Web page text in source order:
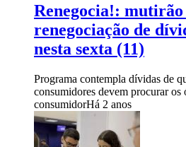
Renegocia!:
renegociação de
nesta sexta (11)
Programa contempla dívidas de
consumidores devem procurar os
consumidorHá 2 anos